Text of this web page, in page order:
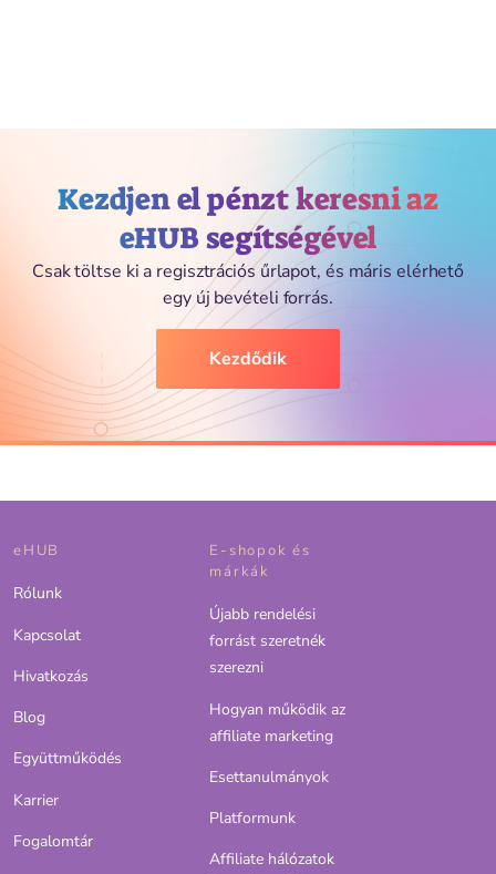
Kezdjen el pénzt keresni az
eHUB segítségével
Csak töltse ki a regisztrációs űrlapot, és máris elérhető
egy új bevételi forrás.
Kezdődik
eHUB
Rólunk
Kapcsolat
Hivatkozás
Blog
Együttműködés
Karrier
Fogalomtár
E-shopok és
márkák
Újabb rendelési
forrást szeretnék
szerezni
Hogyan működik az
affiliate marketing
Esettanulmányok
Platformunk
Affiliate hálózatok